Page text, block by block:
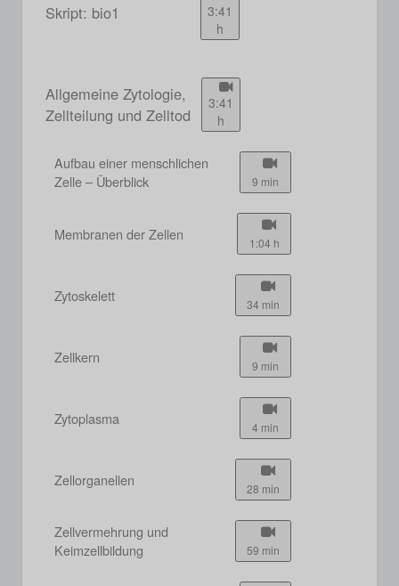
Skript: bio1
3:41
h
Allgemeine Zytologie,
Zellteilung und Zelltod
3:41
h
Aufbau einer menschlichen
Zelle – Überblick
9 min
Membranen der Zellen 1:04 h
Zytoskelett 34 min
Zellkern 9 min
Zytoplasma 4 min
Zellorganellen 28 min
Zellvermehrung und
Keimzellbildung
59 min